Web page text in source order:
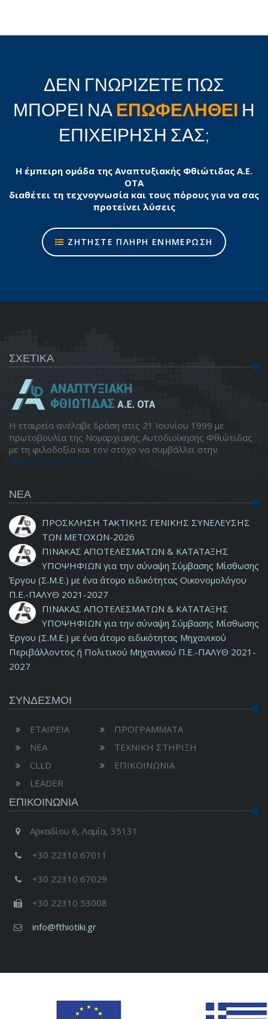
ΔΕΝ ΓΝΩΡΙΖΕΤΕ ΠΩΣ
ΜΠΟΡΕΙ ΝΑ ΕΠΩΦΕΛΗΘΕΙ Η
ΕΠΙΧΕΙΡΗΣΗ ΣΑΣ;
Η έμπειρη ομάδα της Αναπτυξιακής Φθιώτιδας Α.Ε.
ΟΤΑ
διαθέτει τη τεχνογνωσία και τους πόρους για να σας
προτείνει λύσεις
ΖΗΤΗΣΤΕ ΠΛΗΡΗ ΕΝΗΜΕΡΩΣΗ
ΣΧΕΤΙΚΑ
Η εταιρεία ανέλαβε δράση στις 21 Ιουνίου 1999 με
πρωτοβουλία της Νομαρχιακής Αυτοδιοίκησης Φθιώτιδας
με τη φιλοδοξία και τον στόχο να συμβάλλει στην
ανάπτυξη του τόπου -->
ΝΕΑ
ΠΡΟΣΚΛΗΣΗ ΤΑΚΤΙΚΗΣ ΓΕΝΙΚΗΣ ΣΥΝΕΛΕΥΣΗΣ
ΤΩΝ ΜΕΤΟΧΩΝ-2026
ΠΙΝΑΚΑΣ ΑΠΟΤΕΛΕΣΜΑΤΩΝ & ΚΑΤΑΤΑΞΗΣ
ΥΠΟΨΗΦΙΩΝ για την σύναψη Σύμβασης Μίσθωσης
Έργου (Σ.Μ.Ε.) με ένα άτομο ειδικότητας Οικονομολόγου
Π.Ε.-ΠΑΛΥΘ 2021-2027
ΠΙΝΑΚΑΣ ΑΠΟΤΕΛΕΣΜΑΤΩΝ & ΚΑΤΑΤΑΞΗΣ
ΥΠΟΨΗΦΙΩΝ για την σύναψη Σύμβασης Μίσθωσης
Έργου (Σ.Μ.Ε.) με ένα άτομο ειδικότητας Μηχανικού
Περιβάλλοντος ή Πολιτικού Μηχανικού Π.Ε.-ΠΑΛΥΘ 2021-
2027
ΣΥΝΔΕΣΜΟΙ
ΕΤΑΙΡΕΙΑ
ΝΕΑ
CLLD
LEADER
ΠΡΟΓΡΑΜΜΑΤΑ
ΤΕΧΝΙΚΗ ΣΤΗΡΙΞΗ
ΕΠΙΚΟΙΝΩΝΙΑ
ΕΠΙΚΟΙΝΩΝΊΑ
Αρκαδίου 6, Λαμία, 35131
+30 22310 67011
+30 22310 67029
+30 22310 53008
info@fthiotiki.gr